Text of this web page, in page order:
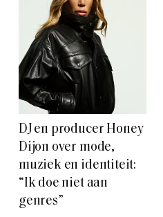
DJ en producer Honey
Dijon over mode,
muziek en identiteit:
“Ik doe niet aan
genres”